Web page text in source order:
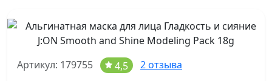
Артикул: 179755 4,5 2 отзыва